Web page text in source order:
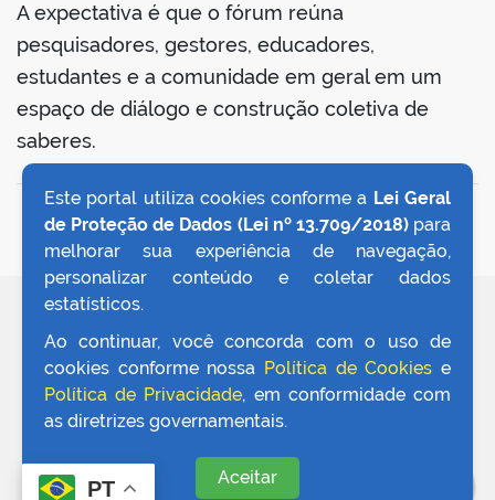
A expectativa é que o fórum reúna
pesquisadores, gestores, educadores,
estudantes e a comunidade em geral em um
espaço de diálogo e construção coletiva de
saberes.
VOLTAR AO TOPO
Este portal utiliza cookies conforme a Lei Geral
de Proteção de Dados (Lei nº 13.709/2018)para
melhorar sua experiência de navegação,
personalizar conteúdo e coletar dados
estatísticos.
Ao continuar, você concorda com o uso de
cookies conforme nossa Política de Cookies e
Política de Privacidade, em conformidade com
as diretrizes governamentais.
Aceitar
PT